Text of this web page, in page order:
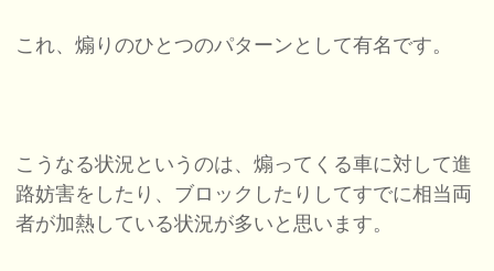
これ、煽りのひとつのパターンとして有名です。
こうなる状況というのは、煽ってくる車に対して進
路妨害をしたり、ブロックしたりしてすでに相当両
者が加熱している状況が多いと思います。